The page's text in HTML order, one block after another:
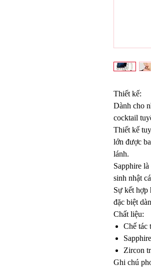
Thiết kế:
Dành cho
cocktail
Thiết kế
lớn được
lánh.
Sapphire
sinh nhật
Sự kết hợp
đặc biệt
Chất liệu:
Chế tác
Zircon
Ghi chú